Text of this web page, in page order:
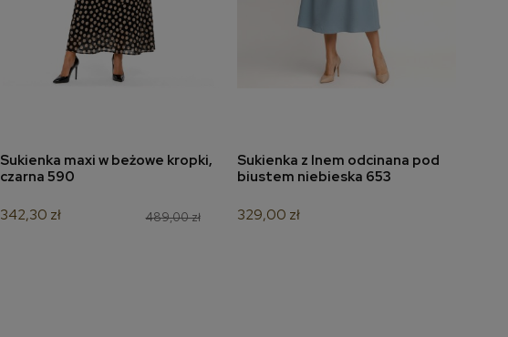
dodaj do koszyka
Sukienka maxi w beżowe kropki,
czarna 590
489,00 zł
342,30 zł
dodaj do koszyka
Sukienka z lnem odcinana pod
biustem niebieska 653
329,00 zł